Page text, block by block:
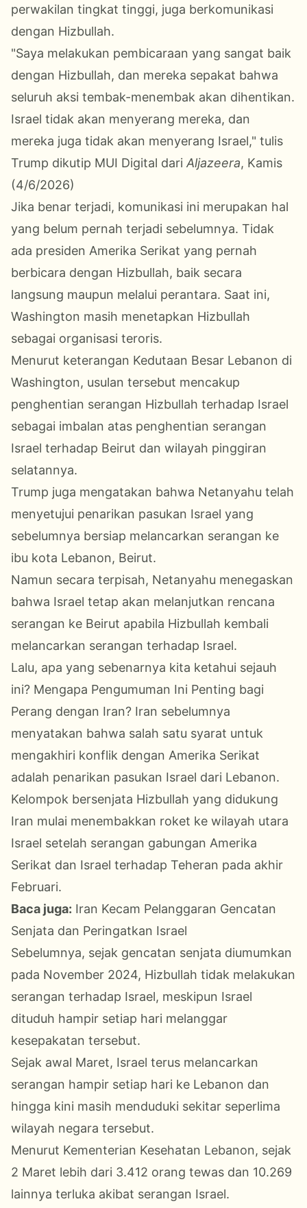
perwakilan tingkat tinggi, juga berkomunikasi
dengan Hizbullah.
"Saya melakukan pembicaraan yang sangat baik
dengan Hizbullah, dan mereka sepakat bahwa
seluruh aksi tembak-menembak akan dihentikan.
Israel tidak akan menyerang mereka, dan
mereka juga tidak akan menyerang Israel," tulis
Trump dikutip MUI Digital dari Aljazeera, Kamis
(4/6/2026)
Jika benar terjadi, komunikasi ini merupakan hal
yang belum pernah terjadi sebelumnya. Tidak
ada presiden Amerika Serikat yang pernah
berbicara dengan Hizbullah, baik secara
langsung maupun melalui perantara. Saat ini,
Washington masih menetapkan Hizbullah
sebagai organisasi teroris.
Menurut keterangan Kedutaan Besar Lebanon di
Washington, usulan tersebut mencakup
penghentian serangan Hizbullah terhadap Israel
sebagai imbalan atas penghentian serangan
Israel terhadap Beirut dan wilayah pinggiran
selatannya.
Trump juga mengatakan bahwa Netanyahu telah
menyetujui penarikan pasukan Israel yang
sebelumnya bersiap melancarkan serangan ke
ibu kota Lebanon, Beirut.
Namun secara terpisah, Netanyahu menegaskan
bahwa Israel tetap akan melanjutkan rencana
serangan ke Beirut apabila Hizbullah kembali
melancarkan serangan terhadap Israel.
Lalu, apa yang sebenarnya kita ketahui sejauh
ini? Mengapa Pengumuman Ini Penting bagi
Perang dengan Iran? Iran sebelumnya
menyatakan bahwa salah satu syarat untuk
mengakhiri konflik dengan Amerika Serikat
adalah penarikan pasukan Israel dari Lebanon.
Kelompok bersenjata Hizbullah yang didukung
Iran mulai menembakkan roket ke wilayah utara
Israel setelah serangan gabungan Amerika
Serikat dan Israel terhadap Teheran pada akhir
Februari.
Baca juga: Iran Kecam Pelanggaran Gencatan
Senjata dan Peringatkan Israel
Sebelumnya, sejak gencatan senjata diumumkan
pada November 2024, Hizbullah tidak melakukan
serangan terhadap Israel, meskipun Israel
dituduh hampir setiap hari melanggar
kesepakatan tersebut.
Sejak awal Maret, Israel terus melancarkan
serangan hampir setiap hari ke Lebanon dan
hingga kini masih menduduki sekitar seperlima
wilayah negara tersebut.
Menurut Kementerian Kesehatan Lebanon, sejak
2 Maret lebih dari 3.412 orang tewas dan 10.269
lainnya terluka akibat serangan Israel.